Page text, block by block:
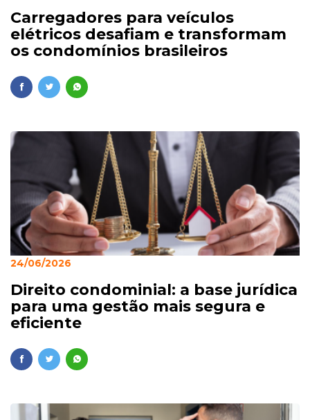
Carregadores para veículos
elétricos desafiam e transformam
os condomínios brasileiros
24/06/2026
Direito condominial: a base jurídica
para uma gestão mais segura e
eficiente